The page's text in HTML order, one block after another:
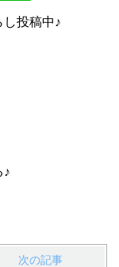
投稿中♪
♪
次の記事